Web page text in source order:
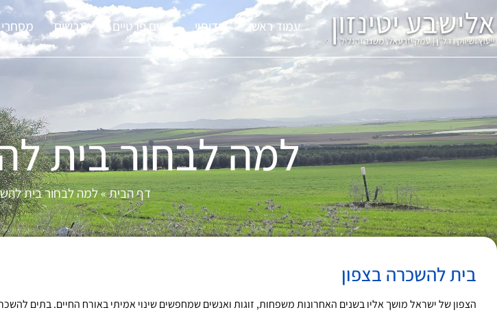
עמוד ראשי אודותיי בתים פרטיים מגרשים מסחרי
למה לבחור בית
דף הבית»למה לבחור בית
בית להשכרה בצפון
הצפון של ישראל מושך אליו בשנים האחרונות משפחות, זוגות ואנשים שמחפשים שינוי אמיתי באורח החיים. בתים